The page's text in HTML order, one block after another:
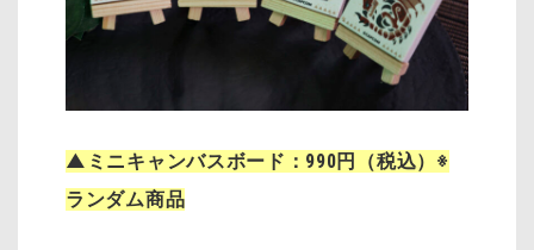
▲ミニキャンバスボード：990円（税込）※
ランダム商品